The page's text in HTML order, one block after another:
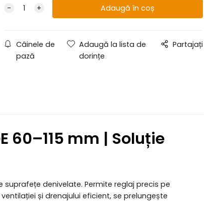
Câinele de
pază
Adaugă la lista de
dorințe
Partajați
60–115 mm | Soluție
suprafețe denivelate. Permite reglaj precis pe
și drenajului eficient, se prelungește